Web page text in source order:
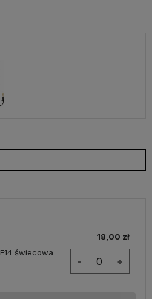
świecowa
18,00 zł
- +